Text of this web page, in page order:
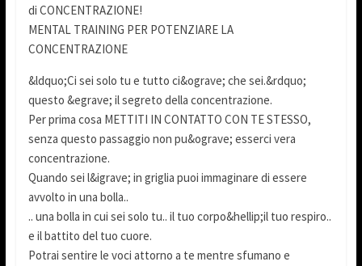
di CONCENTRAZIONE!
MENTAL TRAINING PER POTENZIARE LA
CONCENTRAZIONE
&ldquo;Ci sei solo tu e tutto ci&ograve; che sei.&rdquo;
questo &egrave; il segreto della concentrazione.
Per prima cosa METTITI IN CONTATTO CON TE STESSO,
senza questo passaggio non pu&ograve; esserci vera
concentrazione.
Quando sei l&igrave; in griglia puoi immaginare di essere
avvolto in una bolla..
.. una bolla in cui sei solo tu.. il tuo corpo&hellip;il tuo respiro..
e il battito del tuo cuore.
Potrai sentire le voci attorno a te mentre sfumano e